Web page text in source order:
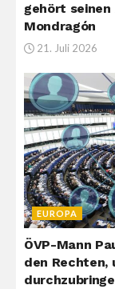
gehört
Mondragón
21. Juli 2026
EUROPA
ÖVP-Mann
den Rechten,